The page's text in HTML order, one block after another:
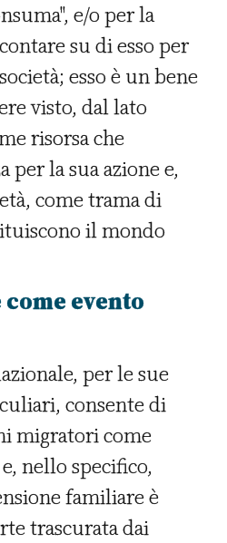
e/o per la
su di esso per
esso è un bene
visto, dal lato
risorsa che
la sua azione e,
come trama di
il mondo
evento
per le sue
consente di
migratori come
nello specifico,
familiare è
trascurata dai